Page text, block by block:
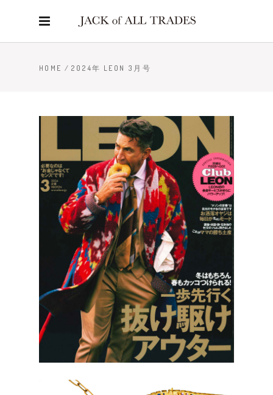
HOME / 2024年 LEON 3月号